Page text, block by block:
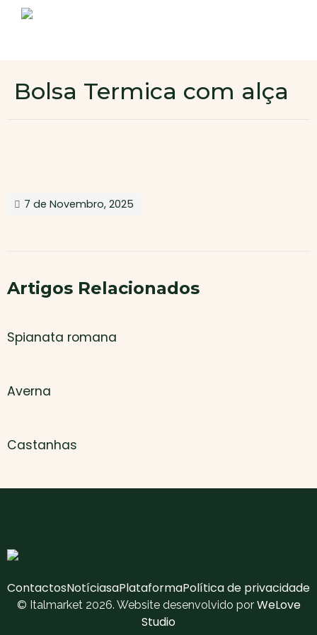
Área de cliente
Bolsa Termica com alça
7 de Novembro, 2025
Artigos Relacionados
Spianata romana
Averna
Castanhas
ContactosNotíciasaPlataformaPolítica de privacidade
© Italmarket 2026. Website desenvolvido por WeLove
Studio